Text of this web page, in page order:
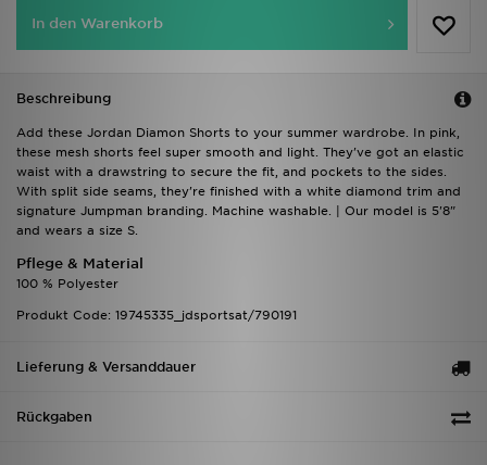
In den Warenkorb
Beschreibung
Add these Jordan Diamon Shorts to your summer wardrobe. In pink,
these mesh shorts feel super smooth and light. They've got an elastic
waist with a drawstring to secure the fit, and pockets to the sides.
With split side seams, they're finished with a white diamond trim and
signature Jumpman branding. Machine washable. | Our model is 5'8"
and wears a size S.
Pflege & Material
100 % Polyester
Produkt Code: 19745335_jdsportsat/790191
Lieferung & Versanddauer
Rückgaben